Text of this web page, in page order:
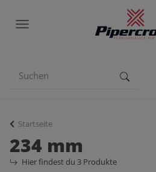
Startseite
234 mm
Hier findest du 3 Produkte